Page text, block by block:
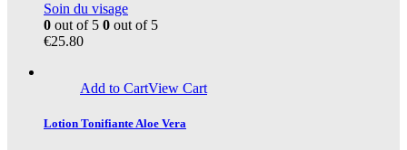
Soin du visage
0 out of 5 0 out of 5
€25.80
Add to CartView Cart
Lotion Tonifiante Aloe Vera